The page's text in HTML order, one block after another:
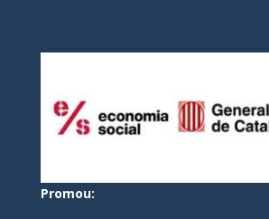
Promou: